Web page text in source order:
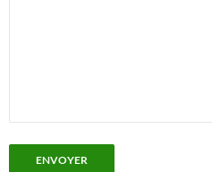
ENVOYER